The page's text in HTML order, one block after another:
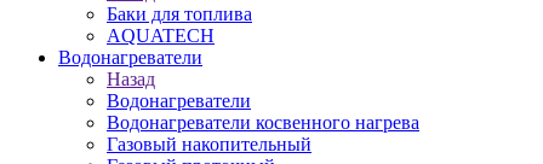
Баки для топлива
AQUATECH
Водонагреватели
Назад
Водонагреватели
Водонагреватели косвенного нагрева
Газовый накопительный